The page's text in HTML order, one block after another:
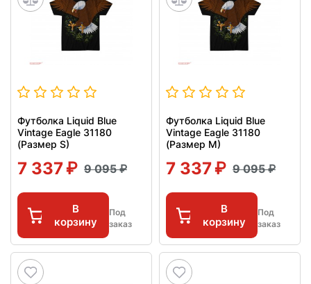
Футболка Liquid Blue
Vintage Eagle 31180
(Размер S)
7 337 9 095
В
корзину
Под
заказ
Футболка Liquid Blue
Vintage Eagle 31180
(Размер M)
7 337 9 095
В
корзину
Под
заказ